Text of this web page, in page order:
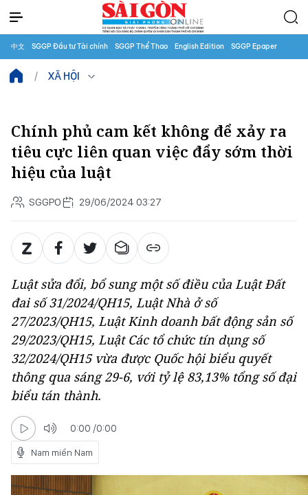
中文 SGGP Đầu tư Tài chính SGGP Thể Thao English Edition SGGP Epaper
XÃ HỘI
Chính phủ cam kết không để xảy ra
tiêu cực liên quan việc đẩy sớm thời
hiệu của luật
SGGPO 29/06/2024 03:27
Luật sửa đổi, bổ sung một số điều của Luật Đất
đai số 31/2024/QH15, Luật Nhà ở số
27/2023/QH15, Luật Kinh doanh bất động sản số
29/2023/QH15, Luật Các tổ chức tín dụng số
32/2024/QH15 vừa được Quốc hội biểu quyết
thông qua sáng 29-6, với tỷ lệ 83,13% tổng số đại
biểu tán thành.
0:00 /0:00
Nam miền Nam